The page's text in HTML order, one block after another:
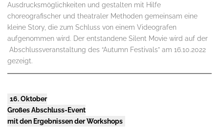
Ausdrucksmöglichkeiten und gestalten mit Hilfe
choreografischer und theatraler Methoden gemeinsam eine
kleine Story, die zum Schluss von einem Videografen
aufgenommen wird. Der entstandene Silent Movie wird auf der
Abschlussveranstaltung des “Autumn Festivals” am 16.10.2022
gezeigt.
16. Oktober
Großes Abschluss-Event
mit den Ergebnissen der Workshops